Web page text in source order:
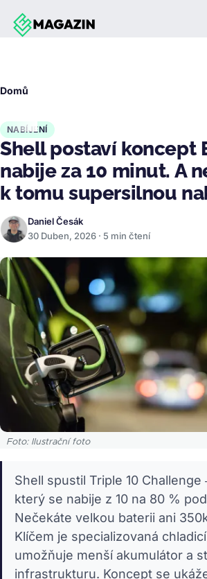
Přejít k hlavnímu obsahu
Domů
NABÍJENÍ
Shell postaví koncept
nabije za 10 minut. A
k tomu supersilnou
Daniel Česák
30 Duben, 2026 · 5 min čtení
Foto: Ilustrační foto
Shell spustil Triple 10
který se nabije z 10 na 80 %
Nečekáte velkou baterii ani
Klíčem je specializovaná
umožňuje menší akumulátor a
infrastrukturu. Koncept se